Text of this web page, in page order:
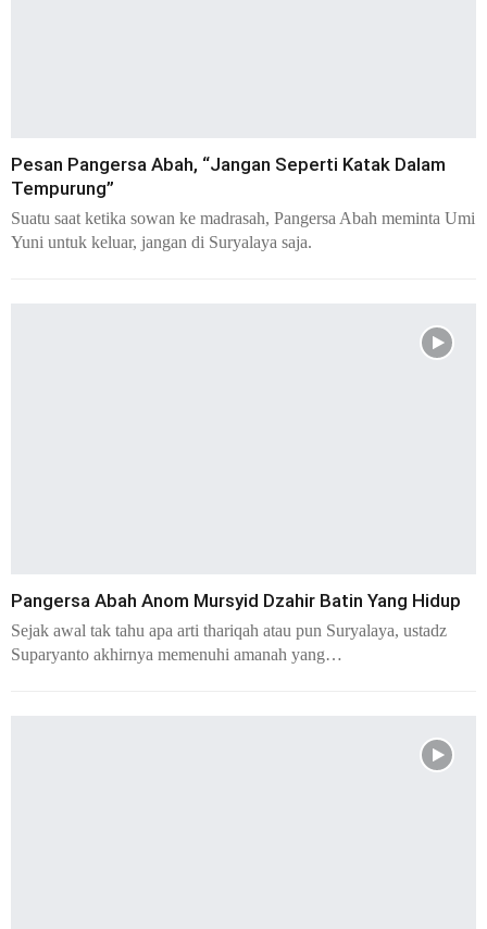
Pesan Pangersa Abah, “Jangan Seperti Katak Dalam
Tempurung”
Suatu saat ketika sowan ke madrasah, Pangersa Abah meminta Umi
Yuni untuk keluar, jangan di Suryalaya saja.
Pangersa Abah Anom Mursyid Dzahir Batin Yang Hidup
Sejak awal tak tahu apa arti thariqah atau pun Suryalaya, ustadz
Suparyanto akhirnya memenuhi amanah yang…